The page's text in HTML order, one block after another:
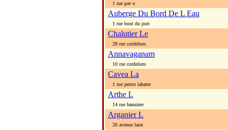
1 rue pav e
Auberge Du Bord De L Eau
1 rue bout du port
Chalutier Le
28 rue cordeliers
Annavaganam
10 rue cordeliers
Cavea La
1 rue petrot labarre
Arthe L
14 rue banniere
Arganier L
26 avenue laon